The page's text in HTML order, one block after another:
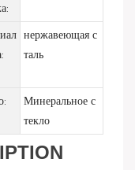
нержавеющая с
таль
Минеральное с
текло